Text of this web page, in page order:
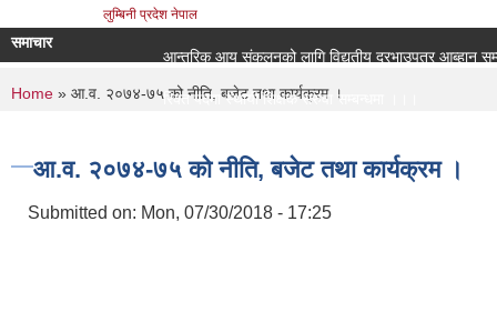
लुम्बिनी प्रदेश नेपाल
समाचार
आन्तरिक आय संकलनको लागि विद्युतीय दरभाउपत्र आब्हान
रिक्त पदमा स्थायी शिक्षक सरुवा सम्बन्धमा ।।।
You are here
Home » आ.व. २०७४-७५ को नीति, बजेट तथा कार्यक्रम ।
आ.व. २०७४-७५ को नीति, बजेट तथा कार्यक्रम ।
Submitted on: Mon, 07/30/2018 - 17:25